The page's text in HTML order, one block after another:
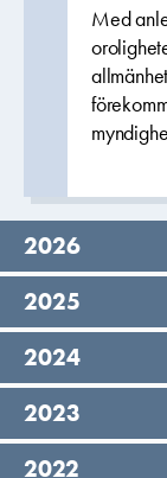
Med
År,
2026
År,
2025
År,
2024
År,
2023
År,
2022